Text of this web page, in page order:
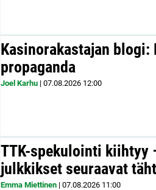
Kasinorakastajan blogi:
propaganda
Joel Karhu | 07.08.2026 12:00
TTK-spekulointi kiihtyy
julkkikset seuraavat
Emma Miettinen | 07.08.2026 11:00